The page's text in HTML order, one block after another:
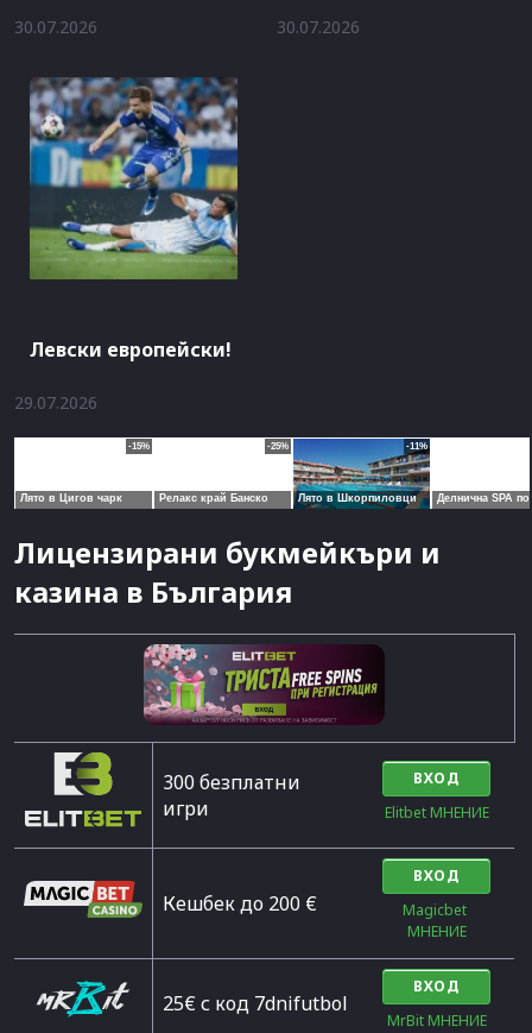
30.07.2026 30.07.2026
Левски европейски!
29.07.2026
Лицензирани букмейкъри и
казина в България
300 безплатни
игри
ВХОД
Elitbet МНЕНИЕ
Кешбек до 200 €
ВХОД
Magicbet
МНЕНИЕ
25€ с код 7dnifutbol
ВХОД
MrBit МНЕНИЕ